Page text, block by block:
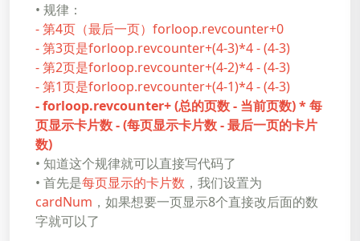
• 规律：
- 第4页（最后一页）forloop.revcounter+0
- 第3页是forloop.revcounter+(4-3)*4 - (4-3)
- 第2页是forloop.revcounter+(4-2)*4 - (4-3)
- 第1页是forloop.revcounter+(4-1)*4 - (4-3)
-forloop.revcounter+ (总的页数 - 当前页数) * 每
页显示卡片数 - (每页显示卡片数 - 最后一页的卡片
数)
• 知道这个规律就可以直接写代码了
• 首先是每页显示的卡片数 ，我们设置为
cardNum ，如果想要一页显示8个直接改后面的数
字就可以了